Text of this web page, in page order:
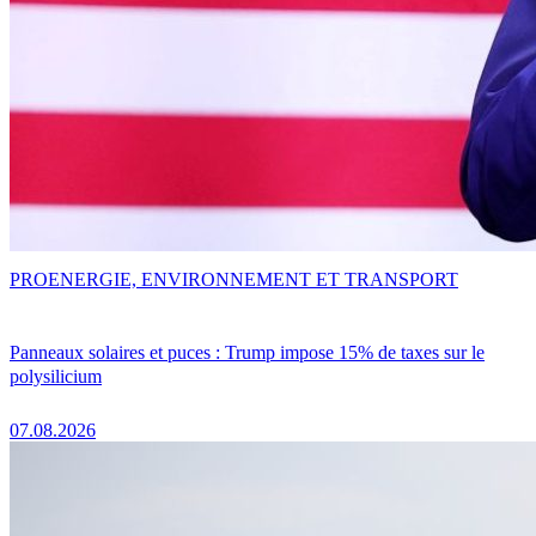
Panneaux solaires et puces : Trump impose 15% de taxes sur le
polysilicium
07.08.2026
PROENERGIE, ENVIRONNEMENT ET TRANSPORT